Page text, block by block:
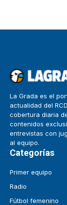
La Grada es el
actualidad del
cobertura diaria
contenidos
entrevistas con
al equipo.
Categorías
Primer equipo
Radio
Fútbol femenino